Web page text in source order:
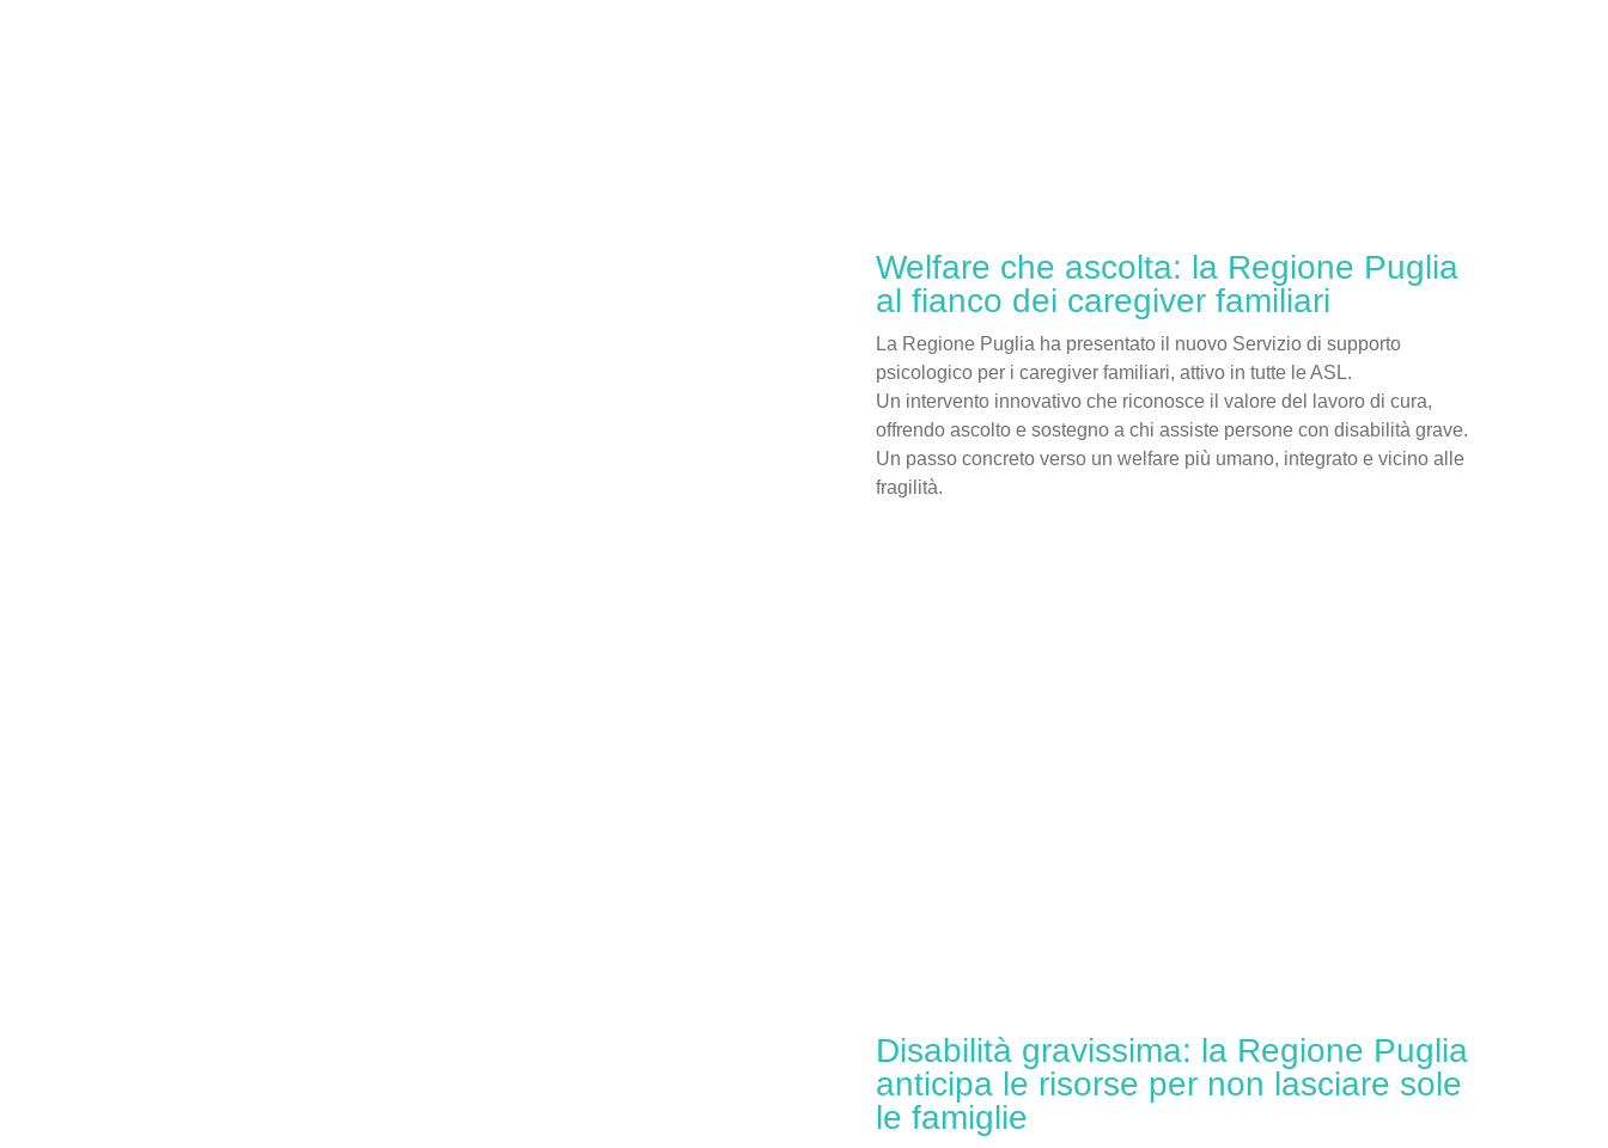
Welfare che ascolta: la Regione Puglia
al fianco dei caregiver familiari
La Regione Puglia ha presentato il nuovo Servizio di supporto
psicologico per i caregiver familiari, attivo in tutte le ASL.
Un intervento innovativo che riconosce il valore del lavoro di cura,
offrendo ascolto e sostegno a chi assiste persone con disabilità grave.
Un passo concreto verso un welfare più umano, integrato e vicino alle
fragilità.
Disabilità gravissima: la Regione Puglia
anticipa le risorse per non lasciare sole
le famiglie